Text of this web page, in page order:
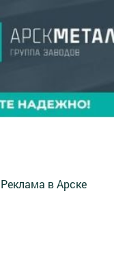
Реклама в Арске